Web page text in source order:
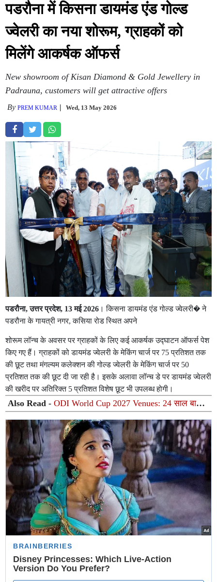
पडरौना में किसना डायमंड एंड गोल्ड
ज्वेलरी का नया शोरूम, ग्राहकों को
मिलेंगे आकर्षक ऑफर्स
New showroom of Kisan Diamond & Gold Jewellery in
Padrauna, customers will get attractive offers
ByPREM KUMAR Wed, 13 May 2026
पडरौना, उत्तर प्रदेश, 13 मई 2026 । किसना डायमंड एंड गोल्ड ज्वेलरी⁠� ने
पडरौना के गायत्री नगर, कसिया रोड स्थित अपने
शोरूम लॉन्च के अवसर पर ग्राहकों के लिए कई आकर्षक उद्घाटन ऑफर्स पेश
किए गए हैं। ग्राहकों को डायमंड ज्वेलरी के मेकिंग चार्ज पर 75 प्रतिशत तक
की छूट तथा मंगल्यम कलेक्शन की गोल्ड ज्वेलरी के मेकिंग चार्ज पर 50
प्रतिशत तक की छूट दी जा रही है। इसके अलावा लॉन्च डे पर डायमंड ज्वेलरी
की खरीद पर अतिरिक्त 5 प्रतिशत विशेष छूट भी उपलब्ध होगी।
Also Read -ODI World Cup 2027 Venues: 24 साल बाद
अफ्रीका लौटेगा वनडे वर्ल्ड कप! ICC ने किया 3 देशों के 12 वेन्यू
का आधिकारिक ऐलान